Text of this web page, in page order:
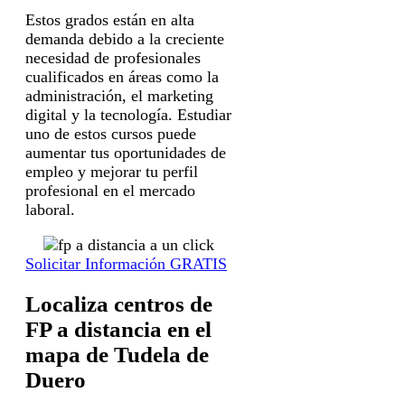
Estos grados están en alta
demanda debido a la creciente
necesidad de profesionales
cualificados en áreas como la
administración, el marketing
digital y la tecnología. Estudiar
uno de estos cursos puede
aumentar tus oportunidades de
empleo y mejorar tu perfil
profesional en el mercado
laboral.
Solicitar Información GRATIS
Localiza centros de
FP a distancia en el
mapa de Tudela de
Duero